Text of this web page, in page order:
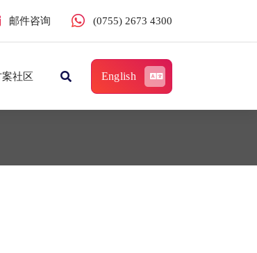
邮件咨询 (0755) 2673 4300
社区 English